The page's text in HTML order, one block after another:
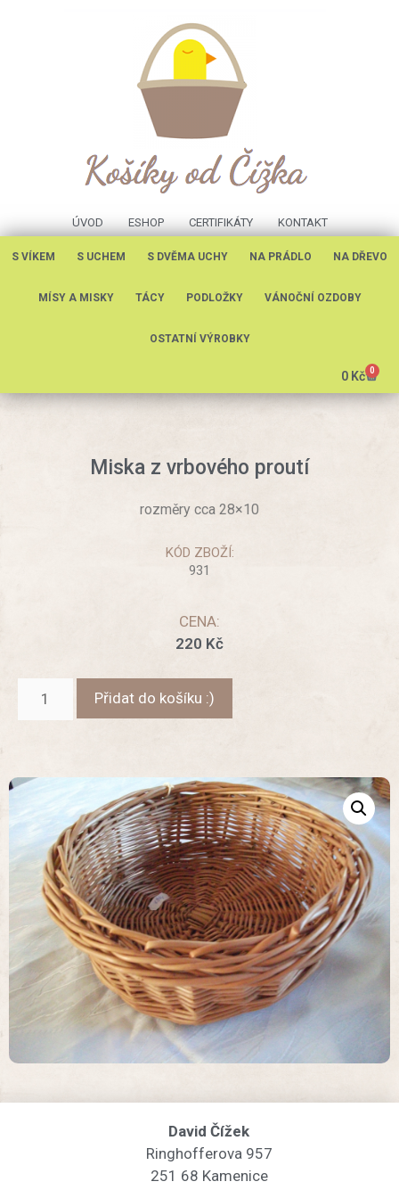
ÚVOD ESHOP CERTIFIKÁTY KONTAKT
S VÍKEM S UCHEM S DVĚMA UCHY NA PRÁDLO NA DŘEVO
MÍSY A MISKY TÁCY PODLOŽKY VÁNOČNÍ OZDOBY
OSTATNÍ VÝROBKY
0 Kč 0
Miska z vrbového proutí
rozměry cca 28×10
KÓD ZBOŽÍ:
931
CENA:
220 Kč
Přidat do košíku :)
David Čížek
Ringhofferova 957
251 68 Kamenice